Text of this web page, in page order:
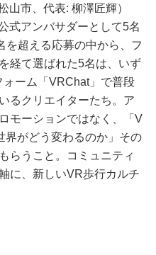
山市、代表: 柳澤匠輝）
式アンバサダーとして5名
を超える応募の中から、フ
経て選ばれた5名は、いず
ーム「VRChat」で普段
るクリエイターたち。ア
モーションではなく、「V
界がどう変わるのか」その
らうこと。コミュニティ
に、新しいVR歩行カルチ